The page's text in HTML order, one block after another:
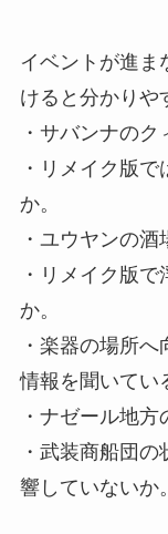
イベントが進ま
けると分かりや
・サバンナのク
・リメイク版
か。
・ユウヤンの酒
・リメイク版
か。
・楽器の場所
情報を聞いてい
・ナゼール地方
・武装商船団
響していないか。